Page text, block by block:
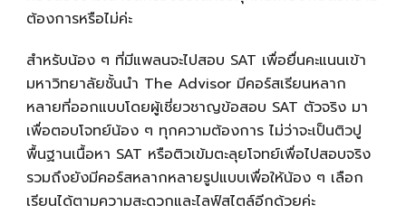
ต้องการหรือไม่ค่ะ
สำหรับน้อง ๆ ที่มีแพลนจะไปสอบ SAT เพื่อยื่นคะแนนเข้า
มหาวิทยาลัยชั้นนำ The Advisor มีคอร์สเรียนหลาก
หลายที่ออกแบบโดยผู้เชี่ยวชาญข้อสอบ SAT ตัวจริง มา
เพื่อตอบโจทย์น้อง ๆ ทุกความต้องการ ไม่ว่าจะเป็นติวปู
พื้นฐานเนื้อหา SAT หรือติวเข้มตะลุยโจทย์เพื่อไปสอบจริง
รวมถึงยังมีคอร์สหลากหลายรูปแบบเพื่อให้น้อง ๆ เลือก
เรียนได้ตามความสะดวกและไลฟ์สไตล์อีกด้วยค่ะ